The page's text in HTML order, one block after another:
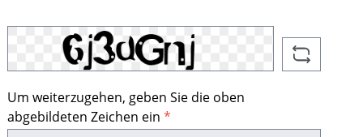
Um weiterzugehen, geben Sie die oben
abgebildeten Zeichen ein*